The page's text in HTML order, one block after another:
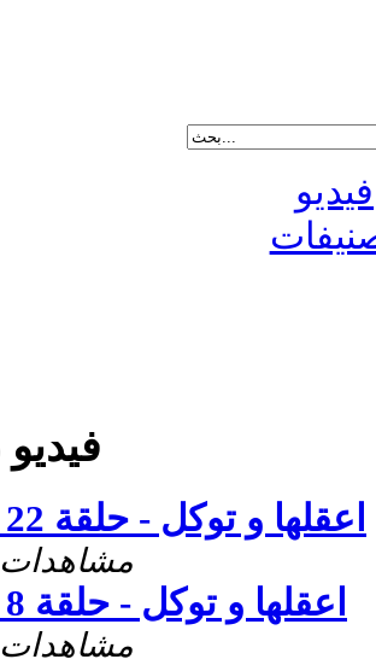
فيديو
اعقلها و توكل - حلقة 22 أكتوبر
30314 مشاهدات
اعقلها و توكل - حلقة 8 أكتوبر
29198 مشاهدات